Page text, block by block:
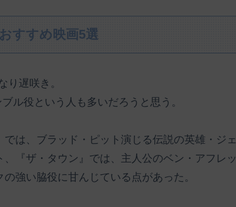
すすめ映画5選
り遅咲き。
ル役という人も多いだろうと思う。
は、ブラッド・ピット演じる伝説の英雄・ジェ
『ザ・タウン』では、主人公のベン・アフレッ
強い脇役に甘んじている点があった。